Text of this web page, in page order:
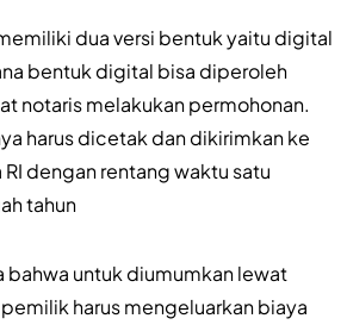
dua versi bentuk yaitu digital
bentuk digital bisa diperoleh
notaris melakukan permohonan.
harus dicetak dan dikirimkan ke
dengan rentang waktu satu
tahun
bahwa untuk diumumkan lewat
harus mengeluarkan biaya